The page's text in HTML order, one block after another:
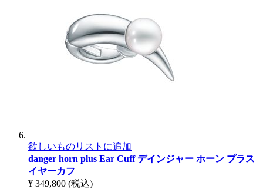
欲しいものリストに追加
danger horn plus Ear Cuffデインジャー ホーン プラス
イヤーカフ
¥ 349,800 (税込)